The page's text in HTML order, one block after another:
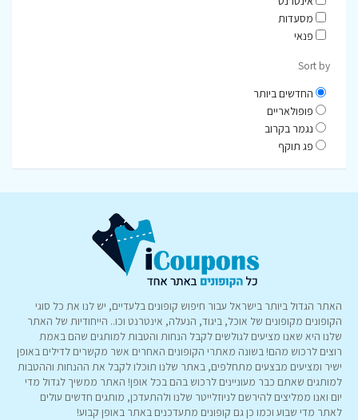
מסעדות
פנאי
Sort by
החדשים ביותר
פופולאריים
נגמר בקרוב
פג תוקף
האתר הגדול ביותר בישראל עבור חיפוש קופונים בלעדיים, יש לנו את כל סוגי
הקופונים מקופונים של אוכל, ביגוד, הנעלה, אינטרנט וכו.. הייחודיות של האתר
שלנו היא שאנו מציעים לגולשים לקבל הנחות והטבות למותגים שהם באמת
רוצים לרכוש מהם! בשונה מאתרי הקופונים האחרים אשר מקשרים לדילים באופן
ישיר ומציעים מבצעים מתחלפים, באתר שלנו תוכלו לקבל את ההנחות וההטבות
למותגים שאתם כבר מעוניינים לרכוש בהם בכל אופן! האתר ממשיך לגדול מדי
יום ואנו ממליצים להירשם לניוזלייטר שלנו ולהתעדכן, מותגים חדשים עולים
לאתר מדי שבוע וכמו כן גם קופונים מתעדכנים באתר באופן קבוע!